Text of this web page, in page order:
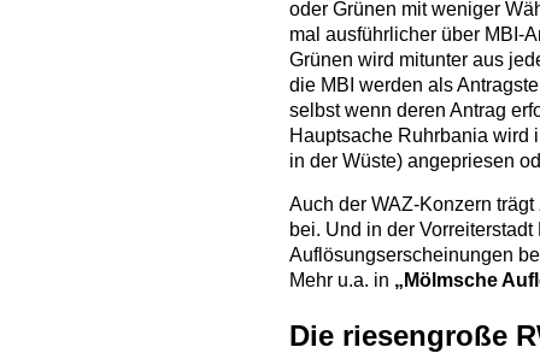
oder Grünen mit weniger
mal ausführlicher über MBI-
Grünen wird mitunter aus
die MBI werden als
selbst wenn deren Antrag
Hauptsache Ruhrbania wird
in der Wüste) angepriesen
Auch der WAZ-Konzern
bei. Und in der
Auflösungserscheinungen
Mehr u.a. in „Mölmsche
Die riesengroße